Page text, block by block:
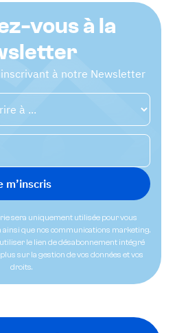
vous à la
à notre Newsletter
sera uniquement utilisée pour vous
que nos communications marketing.
le lien de désabonnement intégré
sur la gestion de vos données et vos
droits.